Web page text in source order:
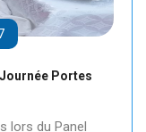
Portes
lors du Panel